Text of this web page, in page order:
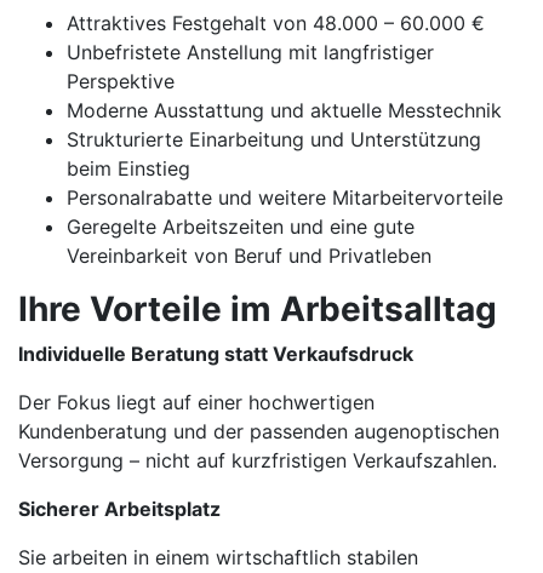
Attraktives Festgehalt von 48.000 – 60.000 €
Unbefristete Anstellung mit langfristiger
Perspektive
Moderne Ausstattung und aktuelle Messtechnik
Strukturierte Einarbeitung und Unterstützung
beim Einstieg
Personalrabatte und weitere Mitarbeitervorteile
Geregelte Arbeitszeiten und eine gute
Vereinbarkeit von Beruf und Privatleben
Ihre Vorteile im Arbeitsalltag
Individuelle Beratung statt Verkaufsdruck
Der Fokus liegt auf einer hochwertigen
Kundenberatung und der passenden augenoptischen
Versorgung – nicht auf kurzfristigen Verkaufszahlen.
Sicherer Arbeitsplatz
Sie arbeiten in einem wirtschaftlich stabilen